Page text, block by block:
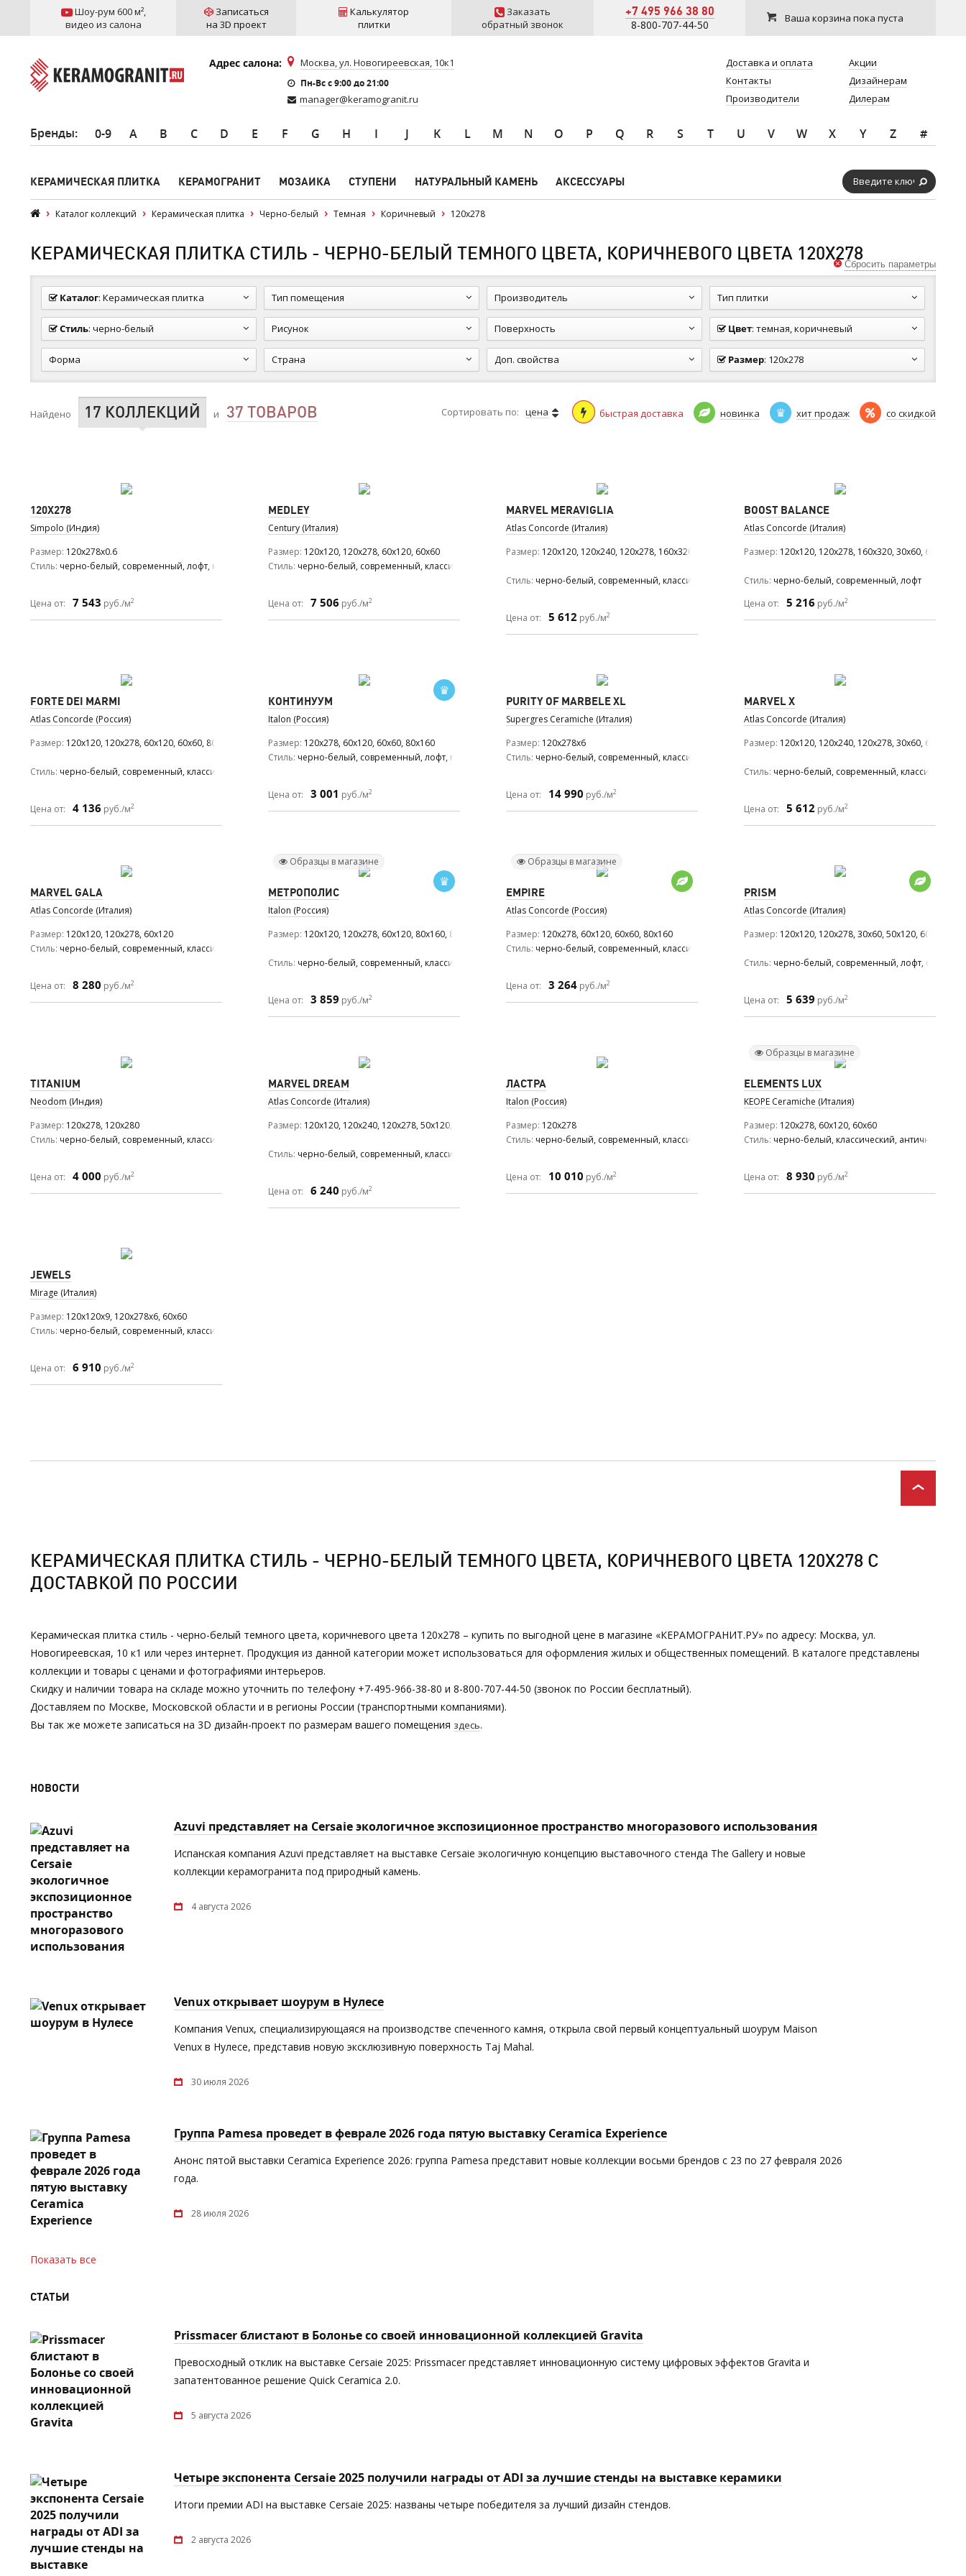
Шоу-рум 600 м²,
видео из салона
Записаться
на 3D проект
Калькулятор
плитки
Заказать
обратный звонок
+7 495 966 38 80
8-800-707-44-50 Ваша корзина пока пуста
Адрес салона: Москва, ул. Новогиреевская, 10к1
Пн-Вс c 9:00 до 21:00
manager@keramogranit.ru
Доставка и оплата
Контакты
Производители
Акции
Дизайнерам
Дилерам
Бренды: 0-9 A B C D E F G H I J K L M N O P Q R S T U V W X Y Z #
КЕРАМИЧЕСКАЯ ПЛИТКА КЕРАМОГРАНИТ МОЗАИКА СТУПЕНИ НАТУРАЛЬНЫЙ КАМЕНЬ АКСЕССУАРЫ
Каталог коллекций Керамическая плитка Черно-белый Темная Коричневый 120x278
КЕРАМИЧЕСКАЯ ПЛИТКА СТИЛЬ - ЧЕРНО-БЕЛЫЙ ТЕМНОГО ЦВЕТА, КОРИЧНЕВОГО ЦВЕТА 120Х278
Каталог: Керамическая плитка Тип помещения Производитель Тип плитки
Стиль: черно-белый Рисунок Поверхность Цвет: темная, коричневый
Форма Страна Доп. свойства Размер: 120x278
Сбросить параметры
Найдено 17 КОЛЛЕКЦИЙ и 37 ТОВАРОВ Сортировать по: цена быстрая доставка новинка хит продаж со скидкой
120X278
Simpolo (Индия)
Размер 120x278x0.6
Стиль черно-белый, современный, лофт, классический
Цена от: 7 543 руб./м2
MEDLEY
Century (Италия)
Размер 120x120, 120x278, 60x120, 60x60
Стиль черно-белый, современный, классический
Цена от: 7 506 руб./м2
MARVEL MERAVIGLIA
Atlas Concorde (Италия)
Размер 120x120, 120x240, 120x278, 160x320, 30x60, 59.5x118.2, 60x120, 60x60, 75x150, 75x75
Стиль черно-белый, современный, классический, средиземноморский, милано
Цена от: 5 612 руб./м2
BOOST BALANCE
Atlas Concorde (Италия)
Размер 120x120, 120x278, 160x320, 30x60, 60x120,
Стиль черно-белый, современный, лофт
Цена от:
5 216 руб./м2
FORTE DEI MARMI
Atlas Concorde (Россия)
Размер 120x120, 120x278, 60x120, 60x60, 80x160, 80x80
Стиль черно-белый, современный, классический
Цена от: 4 136 руб./м2
КОНТИНУУМ
Italon (Россия)
Размер 120x278, 60x120, 60x60, 80x160
Стиль черно-белый, современный, лофт, модерн, романтизм
Цена от: 3 001 руб./м2
PURITY OF MARBELE XL
Supergres Ceramiche (Италия)
Размер 120x278x6
Стиль черно-белый, современный, классический
Цена от: 14 990 руб./м2
MARVEL X
Atlas Concorde (Италия)
Размер 120x120, 120x240, 120x278, 30x60, 60x120,
Стиль черно-белый, современный,
Цена от: 5 612 руб./м2
MARVEL GALA
Atlas Concorde (Италия)
Размер 120x120, 120x278, 60x120
Стиль черно-белый, современный, классический, средиземноморский
Цена от: 8 280 руб./м2
Образцы в магазине
МЕТРОПОЛИС
Italon (Россия)
Размер 120x120, 120x278, 60x120, 80x160, 80x80
Стиль черно-белый, современный, классический, модерн, ар деко
Цена от: 3 859 руб./м2
Образцы в магазине
EMPIRE
Atlas Concorde (Россия)
Размер 120x278, 60x120, 60x60, 80x160
Стиль черно-белый, современный, классический, ар деко
Цена от: 3 264 руб./м2
PRISM
Atlas Concorde (Италия)
Размер 120x120, 120x278, 30x60, 50x120, 60x120,
Стиль черно-белый, современный, лофт,
Цена от: 5 639 руб./м2
TITANIUM
Neodom (Индия)
Размер 120x278, 120x280
Стиль черно-белый, современный, классический
Цена от: 4 000 руб./м2
MARVEL DREAM
Atlas Concorde (Италия)
Размер 120x120, 120x240, 120x278, 50x120, 60x120, 60x60, 75x150, 75x75
Стиль черно-белый, современный, классический, модерн
Цена от: 6 240 руб./м2
ЛАСТРА
Italon (Россия)
Размер 120x278
Стиль черно-белый, современный, классический
Цена от: 10 010 руб./м2
Образцы в магазине
ELEMENTS LUX
KEOPE Ceramiche (Италия)
Размер 120x278, 60x120, 60x60
Стиль черно-белый, классический, античный
Цена от: 8 930 руб./м2
JEWELS
Mirage (Италия)
Размер 120x120x9, 120x278x6, 60x60
Стиль черно-белый, современный, классический
Цена от: 6 910 руб./м2
КЕРАМИЧЕСКАЯ ПЛИТКА СТИЛЬ - ЧЕРНО-БЕЛЫЙ ТЕМНОГО ЦВЕТА, КОРИЧНЕВОГО ЦВЕТА 120Х278 С
ДОСТАВКОЙ ПО РОССИИ
Керамическая плитка стиль - черно-белый темного цвета, коричневого цвета 120х278 – купить по выгодной цене в магазине «КЕРАМОГРАНИТ.РУ» по адресу: Москва, ул.
Новогиреевская, 10 к1 или через интернет. Продукция из данной категории может использоваться для оформления жилых и общественных помещений. В каталоге представлены
коллекции и товары с ценами и фотографиями интерьеров.
Скидку и наличии товара на складе можно уточнить по телефону +7-495-966-38-80 и 8-800-707-44-50 (звонок по России бесплатный).
Доставляем по Москве, Московской области и в регионы России (транспортными компаниями).
Вы так же можете записаться на 3D дизайн-проект по размерам вашего помещения здесь.
НОВОСТИ
Azuvi представляет на Cersaie экологичное экспозиционное пространство многоразового использования
Испанская компания Azuvi представляет на выставке Cersaie экологичную концепцию выставочного стенда The Gallery и новые
коллекции керамогранита под природный камень.
4 августа 2026
Venux открывает шоурум в Нулесе
Компания Venux, специализирующаяся на производстве спеченного камня, открыла свой первый концептуальный шоурум Maison
Venux в Нулесе, представив новую эксклюзивную поверхность Taj Mahal.
30 июля 2026
Группа Pamesa проведет в феврале 2026 года пятую выставку Ceramica Experience
Анонс пятой выставки Ceramica Experience 2026: группа Pamesa представит новые коллекции восьми брендов с 23 по 27 февраля 2026
года.
28 июля 2026
Показать все
СТАТЬИ
Prissmacer блистают в Болонье со своей инновационной коллекцией Gravita
Превосходный отклик на выставке Cersaie 2025: Prissmacer представляет инновационную систему цифровых эффектов Gravita и
запатентованное решение Quick Ceramica 2.0.
5 августа 2026
Четыре экспонента Cersaie 2025 получили награды от ADI за лучшие стенды на выставке керамики
Итоги премии ADI на выставке Cersaie 2025: названы четыре победителя за лучший дизайн стендов.
2 августа 2026